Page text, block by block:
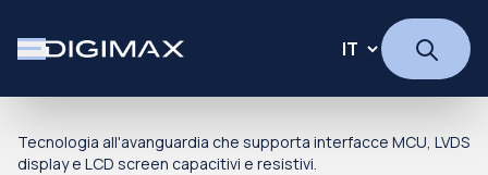
Tecnologia all'avanguardia che supporta interfacce MCU, LVDS
display e LCD screen capacitivi e resistivi.